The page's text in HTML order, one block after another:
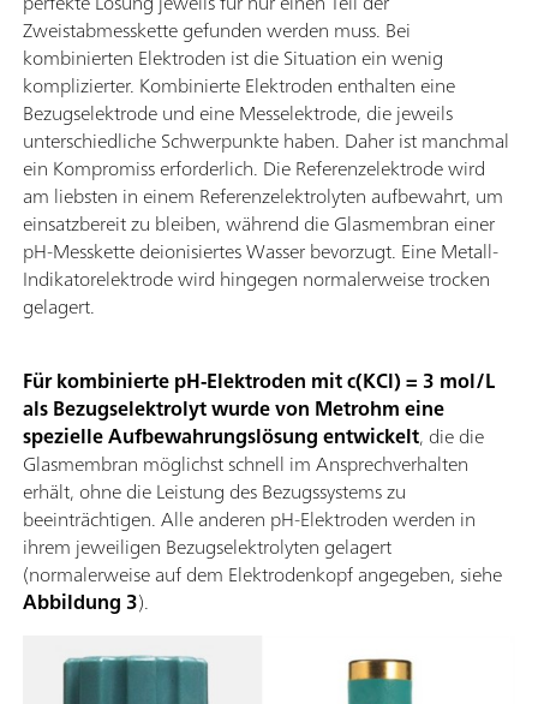
Zweistabmesskette gefunden werden muss. Bei
kombinierten Elektroden ist die Situation ein wenig
komplizierter. Kombinierte Elektroden enthalten eine
Bezugselektrode und eine Messelektrode, die jeweils
unterschiedliche Schwerpunkte haben. Daher ist manchmal
ein Kompromiss erforderlich. Die Referenzelektrode wird
am liebsten in einem Referenzelektrolyten aufbewahrt, um
einsatzbereit zu bleiben, während die Glasmembran einer
pH-Messkette deionisiertes Wasser bevorzugt. Eine Metall-
Indikatorelektrode wird hingegen normalerweise trocken
gelagert.
Für kombinierte pH-Elektroden mit c(KCl) = 3 mol/L
als Bezugselektrolyt wurde von Metrohm eine
spezielle Aufbewahrungslösung entwickelt, die die
Glasmembran möglichst schnell im Ansprechverhalten
erhält, ohne die Leistung des Bezugssystems zu
beeinträchtigen. Alle anderen pH-Elektroden werden in
ihrem jeweiligen Bezugselektrolyten gelagert
(normalerweise auf dem Elektrodenkopf angegeben, siehe
Abbildung 3).